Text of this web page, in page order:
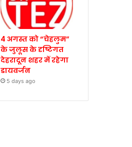
4 अगस्त को “चेहलुम”
के जुलूस के दृष्टिगत
देहरादून शहर में रहेगा
डायवर्जन
5 days ago